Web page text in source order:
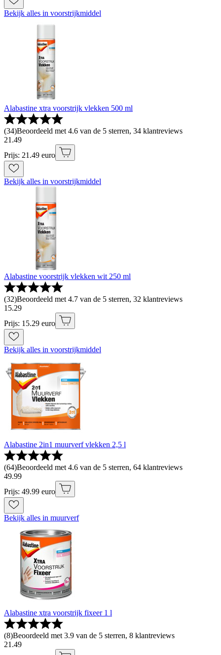
Bekijk alles in voorstrijkmiddel
Alabastine xtra voorstrijk vlekken 500 ml
(34)Beoordeeld met 4.6 van de 5 sterren, 34 klantreviews
21.49
Prijs: 21.49 euro
Bekijk alles in voorstrijkmiddel
Alabastine voorstrijk vlekken wit 250 ml
(32)Beoordeeld met 4.7 van de 5 sterren, 32 klantreviews
15.29
Prijs: 15.29 euro
Bekijk alles in voorstrijkmiddel
Alabastine 2in1 muurverf vlekken 2,5 l
(64)Beoordeeld met 4.6 van de 5 sterren, 64 klantreviews
49.99
Prijs: 49.99 euro
Bekijk alles in muurverf
Alabastine xtra voorstrijk fixeer 1 l
(8)Beoordeeld met 3.9 van de 5 sterren, 8 klantreviews
21.49